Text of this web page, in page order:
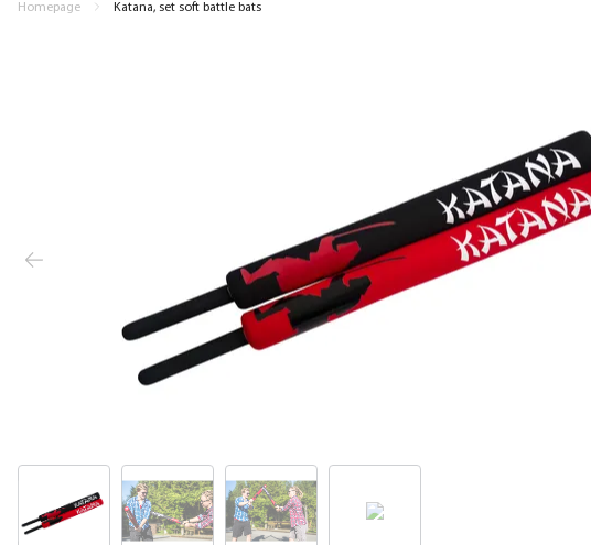
Homepage Katana, set soft battle bats